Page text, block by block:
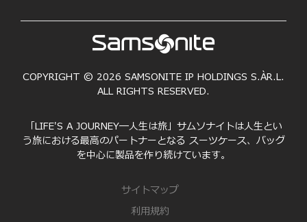
COPYRIGHT © 2026 SAMSONITE IP HOLDINGS S.ÀR.L.
ALL RIGHTS RESERVED.
「LIFE'S A JOURNEY―人生は旅」サムソナイトは人生とい
う旅における最高のパートナーとなる スーツケース、バッグ
を中心に製品を作り続けています。
サイトマップ
利用規約